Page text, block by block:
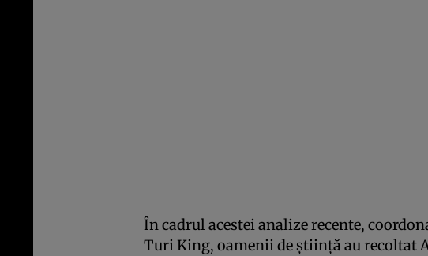
În cadrul acestei analize recente,
Turi King, oamenii de ştiinţă au recoltat